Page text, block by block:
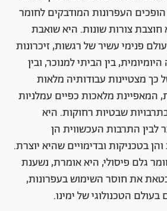
העפרונות המודבקים לחומר
צורות שונות. היא שואבת
פנימי עשיר של רגשות, זיכרונות
בין הביתי למנוכר, ובין
כך מצטיינות עבודותיה מלאות
המאפיינת מלאכות כפיים עמלניות
שבטיות רחוקות. היא
לבין התרבות העכשווית הן
בטכניקות ובדימויים שהיא יוצרת.
גלם פיסולי, היא אומרת, נשענת
את חוסר השימוש בעפרונות,
הטכנולוגי של ימינו.